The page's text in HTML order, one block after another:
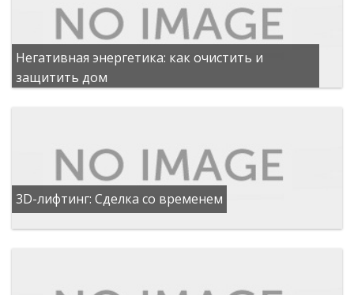
Негативная энергетика: как очистить и
защитить дом
3D-лифтинг: Сделка со временем